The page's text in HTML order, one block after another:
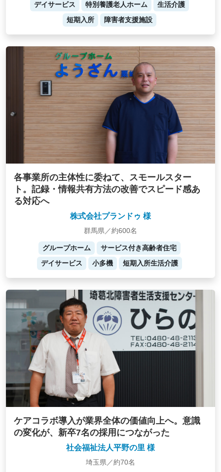
デイサービス 特別養護老人ホーム
生活介護
短期入所
障害者支援施設
各事業所の主体性に委ねて、スモールスター
ト。記録・情報共有方法の改善でスピード感あ
る対応へ
株式会社プランドゥ 様
群馬県／約600名
グループホーム
サービス付き高齢者住宅
デイサービス
小多機 短期入所生活介護
ケアコラボ導入が業界全体の価値向上へ。意識
の変化が、新卒7名の採用につながった
社会福祉法人平野の里 様
埼玉県／約70名